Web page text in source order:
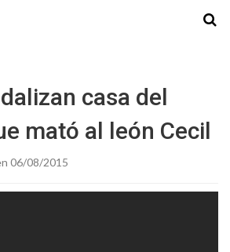
casa del
mató al león Cecil
06/08/2015